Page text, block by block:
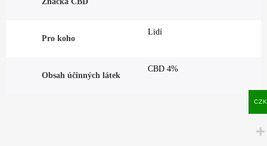
Pro koho
Lidí
Obsah účinných látek
CBD 4%
CZK